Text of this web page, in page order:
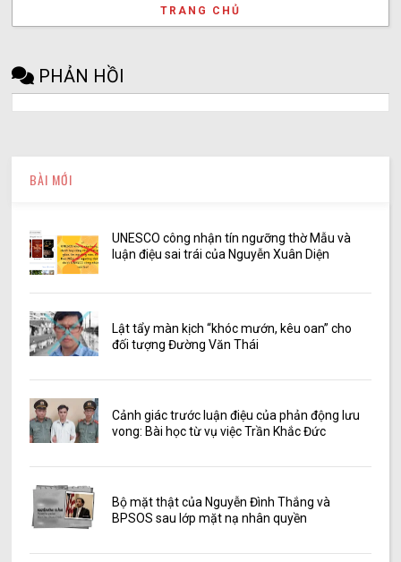
TRANG CHỦ
PHẢN HỒI
BÀI MỚI
UNESCO công nhận tín ngưỡng thờ Mẫu và
luận điệu sai trái của Nguyễn Xuân Diện
Lật tẩy màn kịch “khóc mướn, kêu oan” cho
đối tượng Đường Văn Thái
Cảnh giác trước luận điệu của phản động lưu
vong: Bài học từ vụ việc Trần Khắc Đức
Bộ mặt thật của Nguyễn Đình Thắng và
BPSOS sau lớp mặt nạ nhân quyền